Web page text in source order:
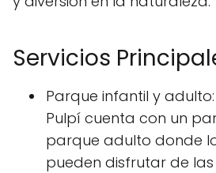
Servicios
Parque infantil y
Pulpí cuenta con un
parque adulto donde
pueden disfrutar de